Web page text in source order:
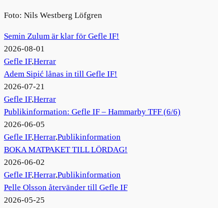
Foto: Nils Westberg Löfgren
Semin Zulum är klar för Gefle IF!
2026-08-01
Gefle IF,Herrar
Adem Sipić lånas in till Gefle IF!
2026-07-21
Gefle IF,Herrar
Publikinformation: Gefle IF – Hammarby TFF (6/6)
2026-06-05
Gefle IF,Herrar,Publikinformation
BOKA MATPAKET TILL LÖRDAG!
2026-06-02
Gefle IF,Herrar,Publikinformation
Pelle Olsson återvänder till Gefle IF
2026-05-25